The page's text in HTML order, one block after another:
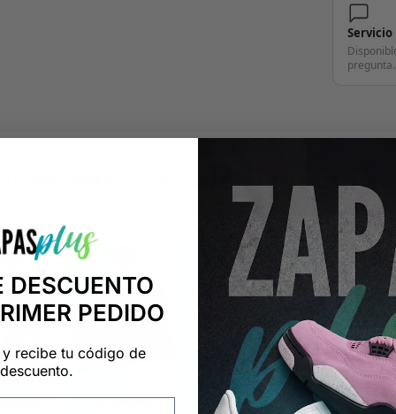
Servicio
pregunta.
+14.000 PERSONAS CONFÍAN EN
"Consulta nuestras reseñas y compruébalo tú mismo"
DESCUENTO
PEDIDO
y recibe tu código de
descuento.